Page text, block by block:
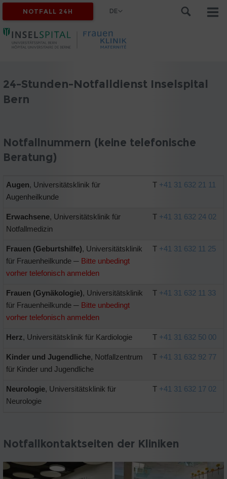
NOTFALL 24H DE
24-Stunden-Notfalldienst Inselspital
Bern
Notfallnummern (keine telefonische
Beratung)
Augen, Universitätsklinik für
Augenheilkunde
T +41 31 632 21 11
Erwachsene, Universitätsklinik für
Notfallmedizin
T +41 31 632 24 02
Frauen (Geburtshilfe), Universitätsklinik
für Frauenheilkunde ─ Bitte unbedingt
vorher telefonisch anmelden
T +41 31 632 11 25
Frauen (Gynäkologie), Universitätsklinik
für Frauenheilkunde ─ Bitte unbedingt
vorher telefonisch anmelden
T +41 31 632 11 33
Herz, Universitätsklinik für Kardiologie T +41 31 632 50 00
Kinder und Jugendliche, Notfallzentrum
für Kinder und Jugendliche
T +41 31 632 92 77
Neurologie, Universitätsklinik für
Neurologie
T +41 31 632 17 02
Notfallkontaktseiten der Kliniken